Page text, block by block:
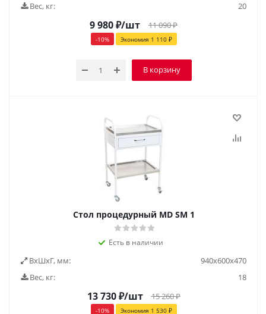
Вес, кг:
20
9 980₽/шт 11 090₽
-10% Экономия 1 110₽
В корзину
Стол процедурный MD SM 1
Есть в наличии
ВxШxГ, мм:
940x600x470
Вес, кг:
18
13 730₽/шт 15 260₽
-10% Экономия 1 530₽